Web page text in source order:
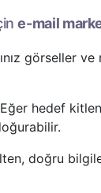
e-mail
görseller
hedef
doğru